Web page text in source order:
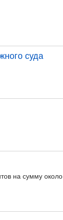
суда
на сумму около